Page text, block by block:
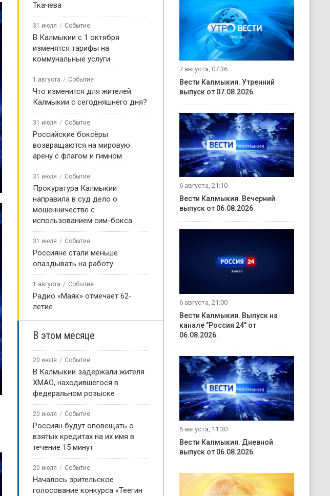
Ткачева
31 июля Событие
В Калмыкии с 1 октября
изменятся тарифы на
коммунальные услуги
1 августа Событие
Что изменится для жителей
Калмыкии с сегодняшнего дня?
31 июля Событие
Российские боксёры
возвращаются на мировую
арену с флагом и гимном
31 июля Событие
Прокуратура Калмыкии
направила в суд дело о
мошенничестве с
использованием сим-бокса
31 июля Событие
Россияне стали меньше
опаздывать на работу
1 августа Событие
Радио «Маяк» отмечает 62-
летие
В этом месяце
20 июля Событие
В Калмыкии задержали жителя
ХМАО, находившегося в
федеральном розыске
20 июля Событие
Россиян будут оповещать о
взятых кредитах на их имя в
течение 15 минут
20 июля Событие
Началось зрительское
голосование конкурса «Теегин
7 августа, 07:36
Вести Калмыкия. Утренний
выпуск от 07.08.2026.
6 августа, 21:10
Вести Калмыкия. Вечерний
выпуск от 06.08.2026.
6 августа, 21:00
Вести Калмыкия. Выпуск на
канале "Россия 24" от
06.08.2026.
6 августа, 11:30
Вести Калмыкия. Дневной
выпуск от 06.08.2026.